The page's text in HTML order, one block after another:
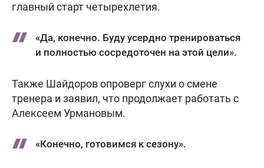
главный старт четырехлетия.
«Да, конечно. Буду усердно тренироваться
и полностью сосредоточен на этой цели».
Также Шайдоров опроверг слухи о смене
тренера и заявил, что продолжает работать с
Алексеем Урмановым.
«Конечно, готовимся к сезону».